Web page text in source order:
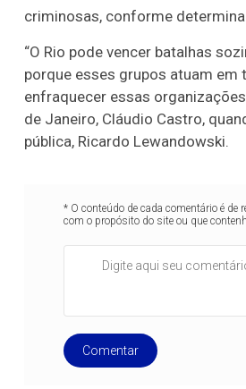
criminosas, conforme
“O Rio pode vencer batalhas
porque esses grupos atuam em
enfraquecer essas
de Janeiro, Cláudio Castro,
pública, Ricardo Lewandowski.
* O conteúdo de cada comentário é
com o propósito do site ou que
Comentar